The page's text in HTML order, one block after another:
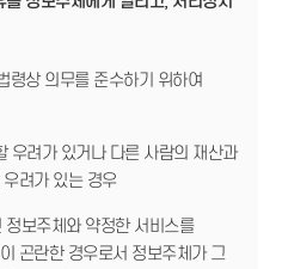
령상 의무를 준수하기 위하여
우려가 있거나 다른 사람의 재산과
려가 있는 경우
보주체와 약정한 서비스를
곤란한 경우로서 정보주체가 그